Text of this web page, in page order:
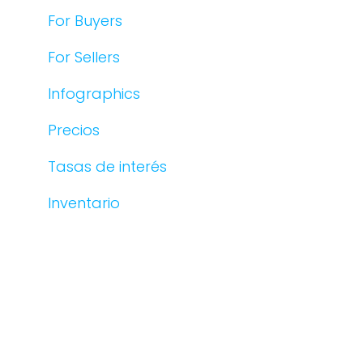
For Buyers
For Sellers
Infographics
Precios
Tasas de interés
Inventario